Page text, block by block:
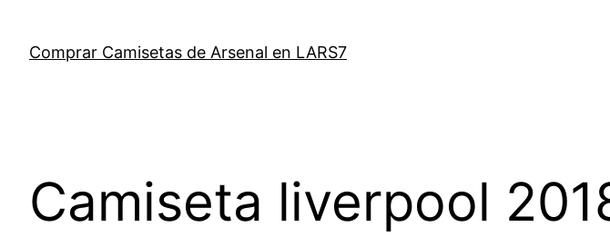
contenido
Comprar Camisetas de Arsenal en LARS7
Camiseta liverpool